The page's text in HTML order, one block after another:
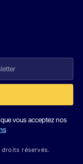
vous acceptez nos
réservés.